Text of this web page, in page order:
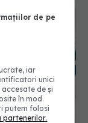
de pe
iar
unici
de și
în mod
putem folosi
partenerilor.